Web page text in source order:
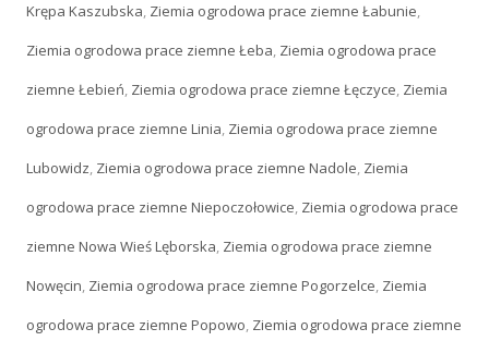
Krępa Kaszubska, Ziemia ogrodowa prace ziemne Łabunie,
Ziemia ogrodowa prace ziemne Łeba, Ziemia ogrodowa prace
ziemne Łebień, Ziemia ogrodowa prace ziemne Łęczyce, Ziemia
ogrodowa prace ziemne Linia, Ziemia ogrodowa prace ziemne
Lubowidz, Ziemia ogrodowa prace ziemne Nadole, Ziemia
ogrodowa prace ziemne Niepoczołowice, Ziemia ogrodowa prace
ziemne Nowa Wieś Lęborska, Ziemia ogrodowa prace ziemne
Nowęcin, Ziemia ogrodowa prace ziemne Pogorzelce, Ziemia
ogrodowa prace ziemne Popowo, Ziemia ogrodowa prace ziemne